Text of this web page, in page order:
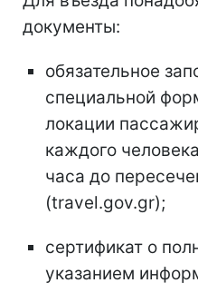
документы:
обязательное
специальной
локации
каждого
часа до
(travel.gov.gr);
сертификат о
указанием